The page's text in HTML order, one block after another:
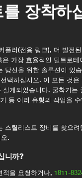
를 장착하
플러(전용 링크), 더 발전
은 가장 효율적인 틸트로
당신을 위한 솔루션이 있
택하십시오. 이 모든 것은
설계되었습니다. 굴착기는
등 여러 유형의 작업을
스틸리스트 장비를 찾으
.
니까?
적을 요청하거나, 1811-